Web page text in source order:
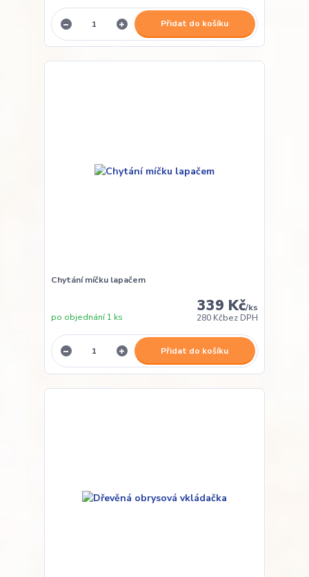
Přidat do košíku
Chytání míčku lapačem
339 Kč/ks
280 Kčbez DPH
po objednání 1 ks
Přidat do košíku